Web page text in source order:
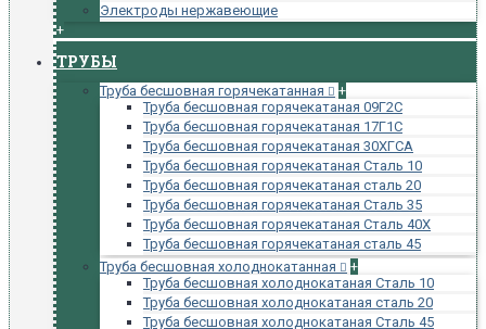
Электроды нержавеющие
+
ТРУБЫ
Труба бесшовная горячекатанная
+
Труба бесшовная горячекатаная 09Г2С
Труба бесшовная горячекатаная 17Г1С
Труба бесшовная горячекатаная 30ХГСА
Труба бесшовная горячекатаная Сталь 10
Труба бесшовная горячекатаная сталь 20
Труба бесшовная горячекатаная Сталь 35
Труба бесшовная горячекатаная Сталь 40Х
Труба бесшовная горячекатаная сталь 45
Труба бесшовная холоднокатанная
+
Труба бесшовная холоднокатаная Сталь 10
Труба бесшовная холоднокатаная сталь 20
Труба бесшовная холоднокатаная Сталь 45